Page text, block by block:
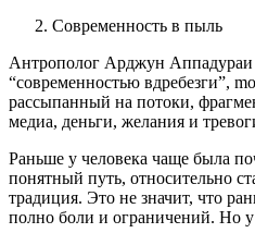
Современность в пыль
Антрополог Арджун Аппадураи
“современностью вдребезги”,
рассыпанный на потоки,
медиа, деньги, желания и
Раньше у человека чаще была
понятный путь, относительно
традиция. Это не значит, что
полно боли и ограничений. Но